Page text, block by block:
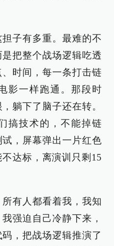
子有多重。最难的不
把整个战场逻辑吃透
时间，每一条打击链
影一样跑通。那段时
躺下了脑子还在转。
搞技术的，不能掉链
，屏幕弹出一片红色
达标，离演训只剩15
有人都看着我，我知
强迫自己冷静下来，
，把战场逻辑推演了